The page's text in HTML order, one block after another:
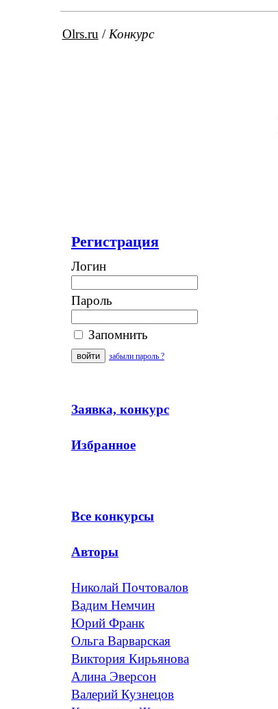
Olrs.ru / Конкурс
Регистрация
Логин
Пароль
Запомнить
забыли пароль ?
Заявка, конкурс
Избранное
Все конкурсы
Авторы
Николай Почтовалов
Вадим Немчин
Юрий Франк
Ольга Варварская
Виктория Кирьянова
Алина Эверсон
Валерий Кузнецов